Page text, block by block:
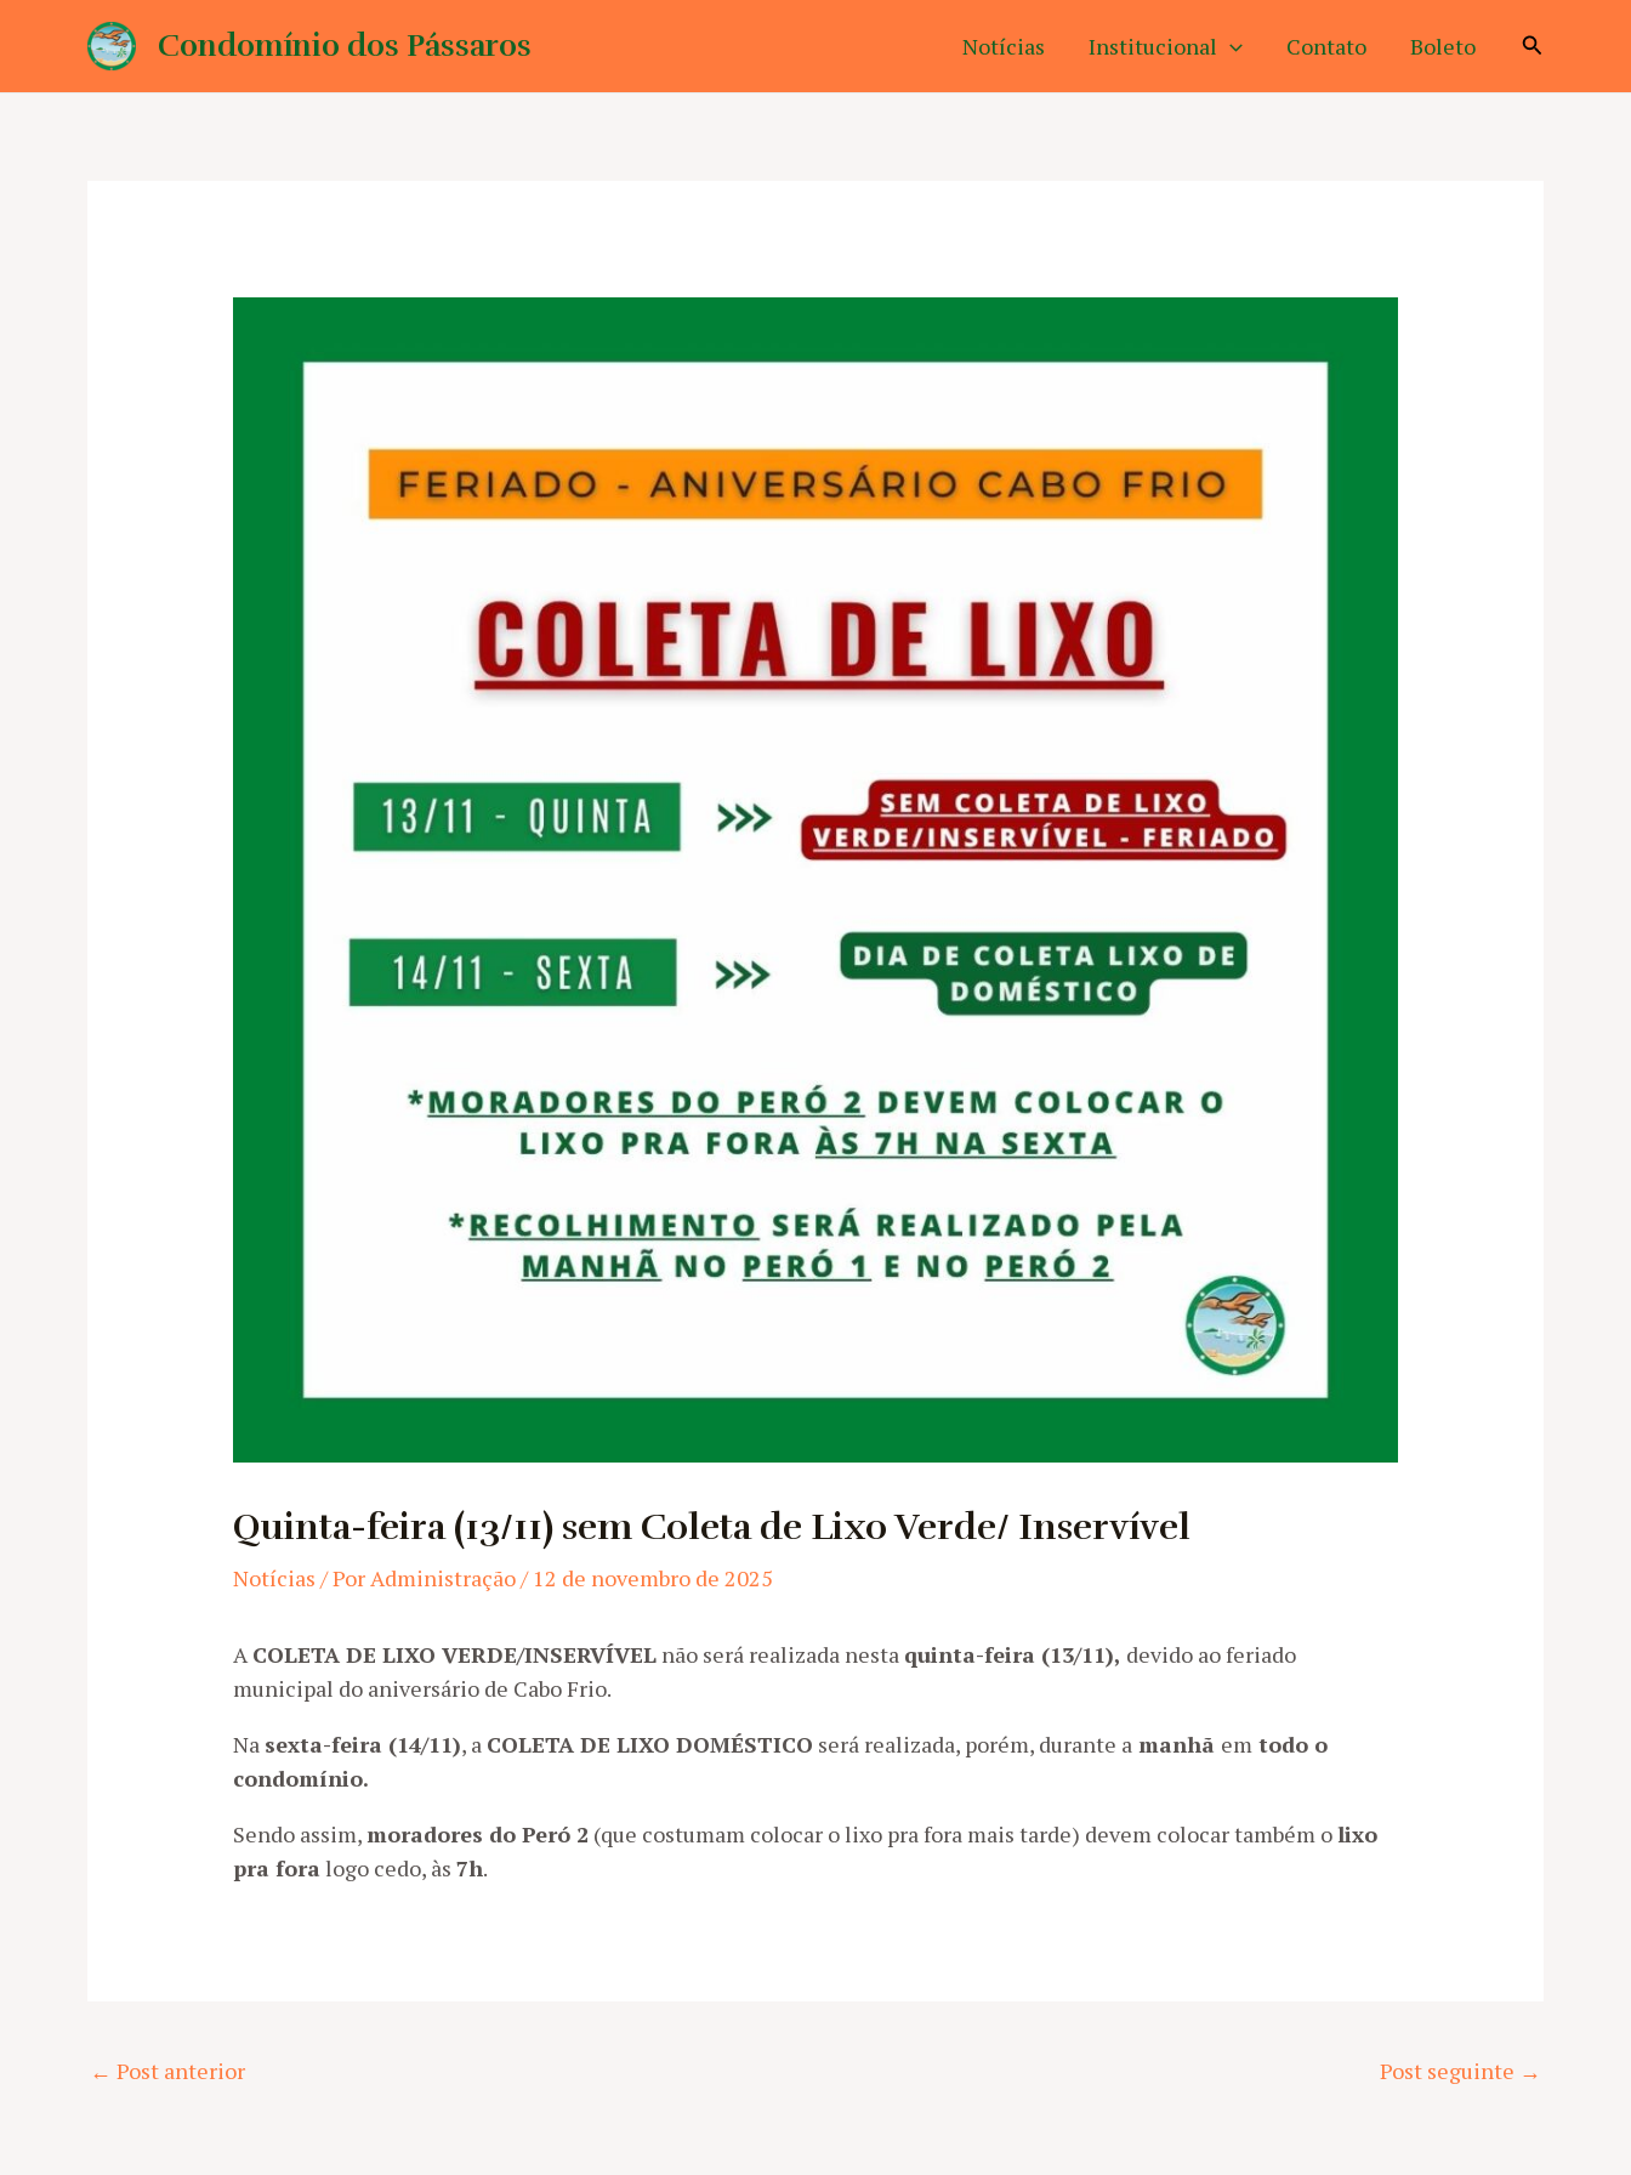
Condomínio dos Pássaros Notícias Institucional Contato Boleto Pesquisar
Quinta-feira (13/11) sem Coleta de Lixo Verde/ Inservível
Notícias / PorAdministração/ 12 de novembro de 2025
ACOLETA DE LIXO VERDE/INSERVÍVEL não será realizada nesta quinta-feira (13/11), devido ao feriado
municipal do aniversário de Cabo Frio.
Na sexta-feira (14/11), a COLETA DE LIXO DOMÉSTICO será realizada, porém, durante a manhã em todo o
condomínio.
Sendo assim,moradores do Peró 2 (que costumam colocar o lixo pra fora mais tarde) devem colocar também olixo
pra fora logo cedo, às7h.
Post
← Post anterior Post seguinte →